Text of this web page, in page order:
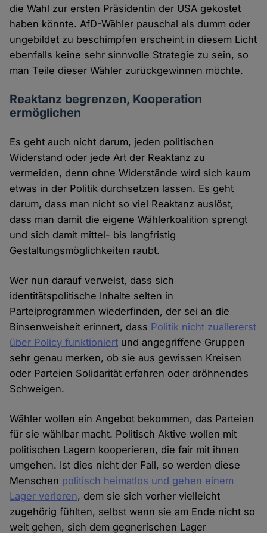
die Wahl zur ersten Präsidentin der USA gekostet
haben könnte. AfD-Wähler pauschal als dumm oder
ungebildet zu beschimpfen erscheint in diesem Licht
ebenfalls keine sehr sinnvolle Strategie zu sein, so
man Teile dieser Wähler zurückgewinnen möchte.
Reaktanz begrenzen, Kooperation
ermöglichen
Es geht auch nicht darum, jeden politischen
Widerstand oder jede Art der Reaktanz zu
vermeiden, denn ohne Widerstände wird sich kaum
etwas in der Politik durchsetzen lassen. Es geht
darum, dass man nicht so viel Reaktanz auslöst,
dass man damit die eigene Wählerkoalition sprengt
und sich damit mittel- bis langfristig
Gestaltungsmöglichkeiten raubt.
Wer nun darauf verweist, dass sich
identitätspolitische Inhalte selten in
Parteiprogrammen wiederfinden, der sei an die
Binsenweisheit erinnert, dass Politik nicht zuallererst
über Policy funktioniert und angegriffene Gruppen
sehr genau merken, ob sie aus gewissen Kreisen
oder Parteien Solidarität erfahren oder dröhnendes
Schweigen.
Wähler wollen ein Angebot bekommen, das Parteien
für sie wählbar macht. Politisch Aktive wollen mit
politischen Lagern kooperieren, die fair mit ihnen
umgehen. Ist dies nicht der Fall, so werden diese
Menschen politisch heimatlos und gehen einem
Lager verloren, dem sie sich vorher vielleicht
zugehörig fühlten, selbst wenn sie am Ende nicht so
weit gehen, sich dem gegnerischen Lager